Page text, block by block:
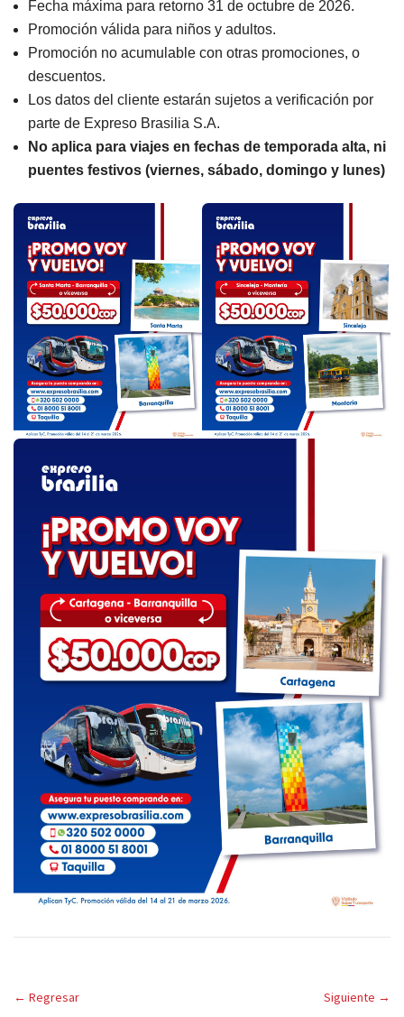
Fecha máxima para retorno 31 de octubre de 2026.
Promoción válida para niños y adultos.
Promoción no acumulable con otras promociones, o
descuentos.
Los datos del cliente estarán sujetos a verificación por
parte de Expreso Brasilia S.A.
No aplica para viajes en fechas de temporada alta, ni
puentes festivos (viernes, sábado, domingo y lunes)
← Regresar Siguiente →